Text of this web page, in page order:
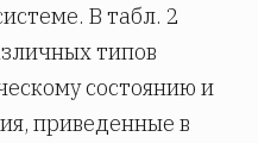
В табл. 2
типов
состоянию и
приведенные в